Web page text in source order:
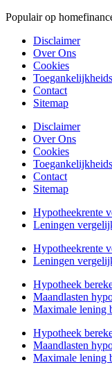
Populair op
Disclaimer
Over Ons
Cookies
Contact
Sitemap
Disclaimer
Over Ons
Cookies
Contact
Sitemap
Hypotheekrente
Leningen
Hypotheekrente
Leningen
Hypotheek
Maandlasten
Maximale lening
Hypotheek
Maandlasten
Maximale lening